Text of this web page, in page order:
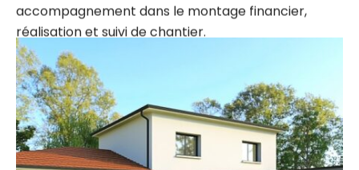
réalisation et suivi de chantier.